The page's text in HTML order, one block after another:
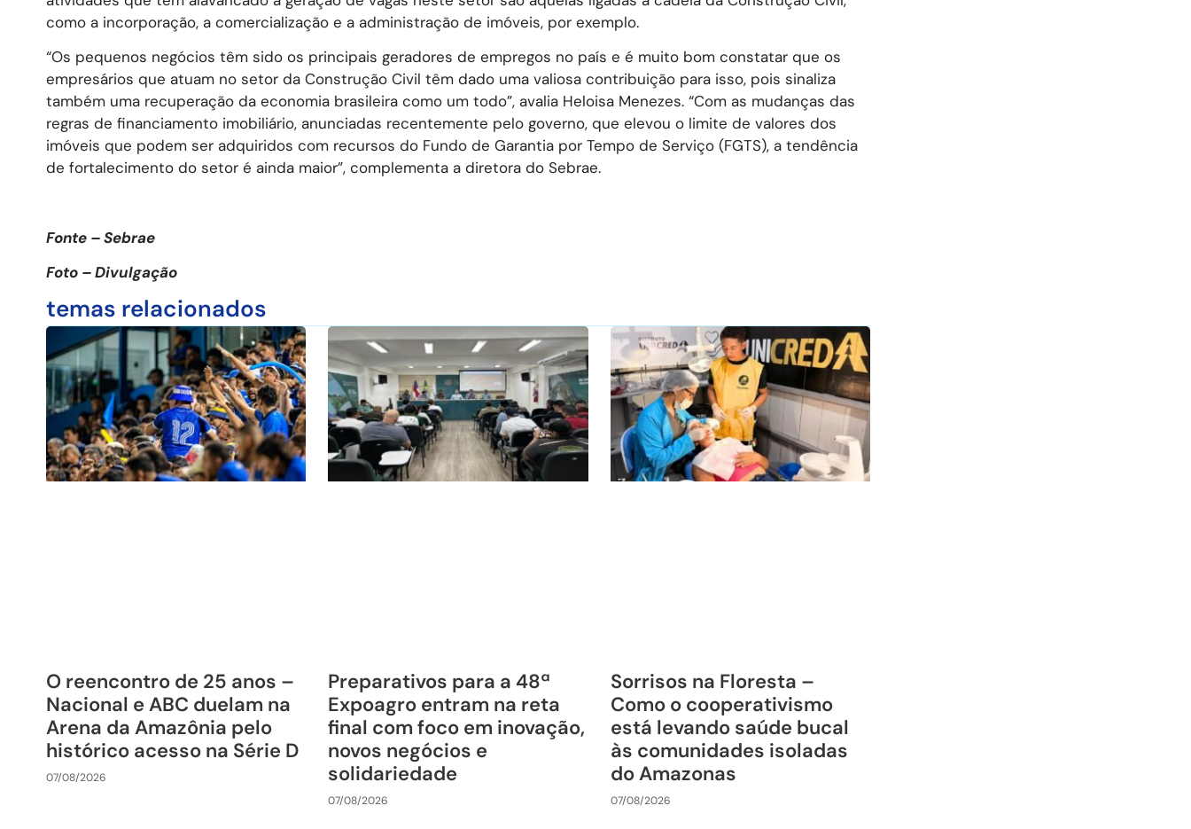
como a incorporação, a comercialização e a administração de imóveis, por exemplo.
“Os pequenos negócios têm sido os principais geradores de empregos no país e é muito bom constatar que os
empresários que atuam no setor da Construção Civil têm dado uma valiosa contribuição para isso, pois sinaliza
também uma recuperação da economia brasileira como um todo”, avalia Heloisa Menezes. “Com as mudanças das
regras de financiamento imobiliário, anunciadas recentemente pelo governo, que elevou o limite de valores dos
imóveis que podem ser adquiridos com recursos do Fundo de Garantia por Tempo de Serviço (FGTS), a tendência
de fortalecimento do setor é ainda maior”, complementa a diretora do Sebrae.
Fonte – Sebrae
Foto – Divulgação
temas relacionados
O reencontro de 25 anos –
Nacional e ABC duelam na
Arena da Amazônia pelo
histórico acesso na Série D
07/08/2026
Preparativos para a 48ª
Expoagro entram na reta
final com foco em inovação,
novos negócios e
solidariedade
07/08/2026
Sorrisos na Floresta –
Como o cooperativismo
está levando saúde bucal
às comunidades isoladas
do Amazonas
07/08/2026